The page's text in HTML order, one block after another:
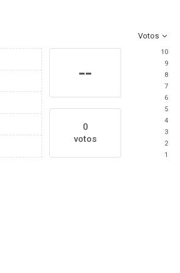
Votos
--
0
votos
10
9
8
7
6
5
4
3
2
1